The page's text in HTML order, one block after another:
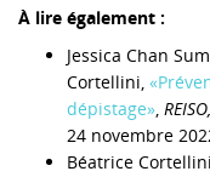
À lire également :
Jessica Chan
Cortellini,
dépistage»,
24 novembre
Béatrice